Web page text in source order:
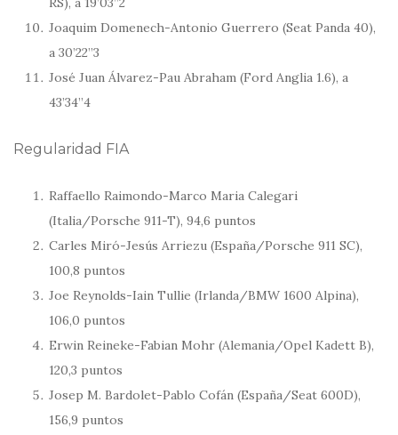
Joaquim Domenech-Antonio Guerrero (Seat Panda 40),
a 30’22”3
José Juan Álvarez-Pau Abraham (Ford Anglia 1.6), a
43’34”4
Regularidad FIA
Raffaello Raimondo-Marco Maria Calegari
(Italia/Porsche 911-T), 94,6 puntos
Carles Miró-Jesús Arriezu (España/Porsche 911 SC),
100,8 puntos
Joe Reynolds-Iain Tullie (Irlanda/BMW 1600 Alpina),
106,0 puntos
Erwin Reineke-Fabian Mohr (Alemania/Opel Kadett B),
120,3 puntos
Josep M. Bardolet-Pablo Cofán (España/Seat 600D),
156,9 puntos